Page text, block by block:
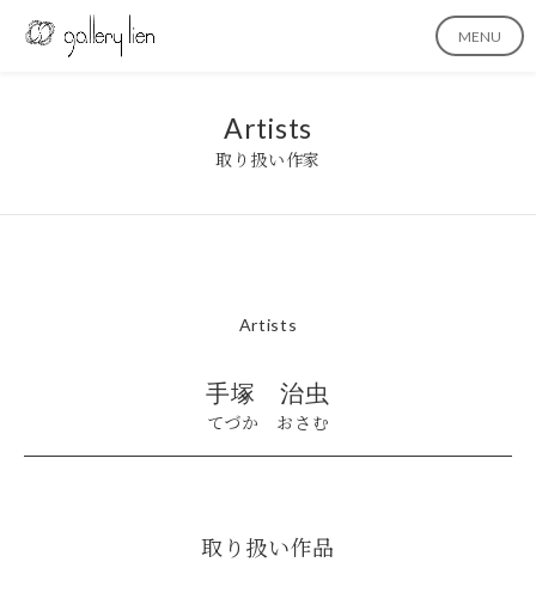
MENU
Artists
取り扱い作家
Artists
手塚 治虫
てづか おさむ
取り扱い作品